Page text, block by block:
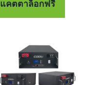
แคตตาล็อกฟรี